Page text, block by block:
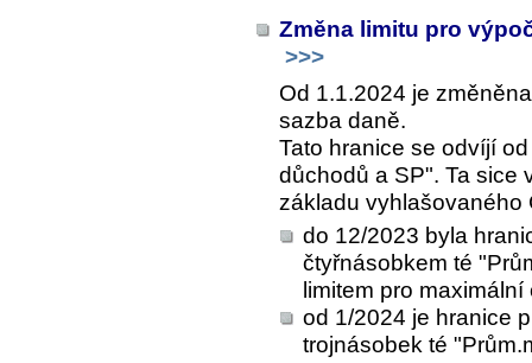
Změna limitu pro
>>>
Od 1.1.2024 je
sazba daně.
Tato hranice se odvíjí
důchodů a SP". Ta sice
základu vyhlašovaného
do 12/2023 byla
čtyřnásobkem té
limitem pro maximální
od 1/2024 je hranice
trojnásobek té